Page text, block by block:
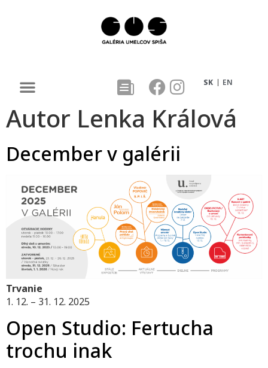
SK EN
Autor Lenka Králová
December v galérii
Trvanie
1. 12. – 31. 12. 2025
Open Studio: Fertucha
trochu inak